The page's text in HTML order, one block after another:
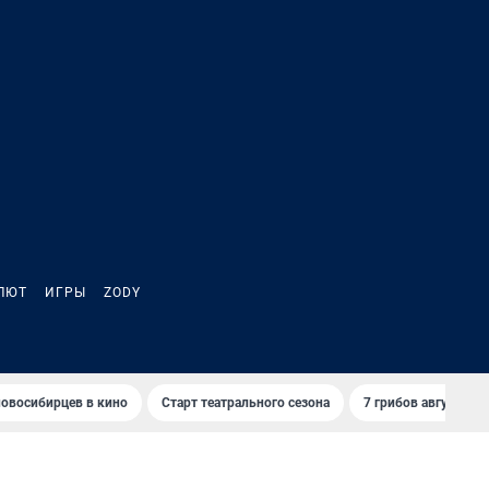
ИГРЫ ZODY
в кино Старт театрального сезона 7 грибов августа